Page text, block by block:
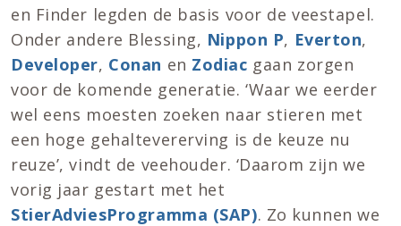
en Finder legden de basis voor de veestapel.
Onder andere Blessing, Nippon P, Everton,
Developer, Conan en Zodiac gaan zorgen
voor de komende generatie. ‘Waar we eerder
wel eens moesten zoeken naar stieren met
een hoge gehaltevererving is de keuze nu
reuze’, vindt de veehouder. ‘Daarom zijn we
vorig jaar gestart met het
StierAdviesProgramma (SAP). Zo kunnen we